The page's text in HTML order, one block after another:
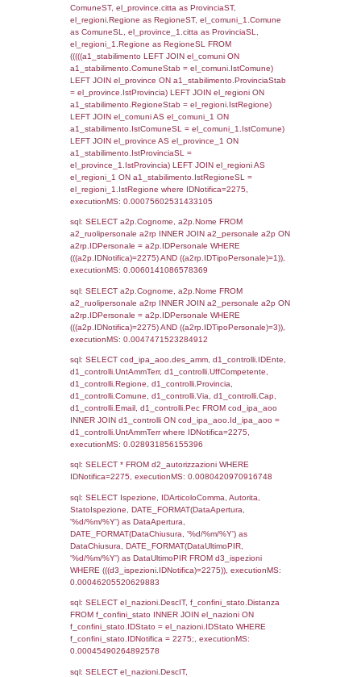
STABILIMENTO
Indietro
Debug
sql: SELECT COUNT(*) FROM `userlevels`
`userlevelid` = -2, executionMS:
sql: SELECT `userlevelid`, `userlevelname`
`userlevels`, executionMS:
sql: SELECT COUNT(*) FROM
WHERE `userlevelid` = -2, executionMS:
0.00020098686218262
sql: SELECT `tablename`, `userlevelid`,
`userlevelpermissions` WHERE `userlevelid`
executionMS: 0.00098204612731934
sql: SELECT a1.RagioneSociale,
localita, el_prov.citta AS provincia,
DATE(n.DataInvioNotifica) as
n.FileNotificaZip, n.DataFileNotificaZip
LEFT JOIN infostabilimento i ON
a1.CodiceUnivoco = n.CodiceUnivoco LEFT
el_comuni AS el_com ON a1.ComuneStab =
el_com.IstComune LEFT JOIN el_province
a1.ProvinciaStab = el_prov.IstProvincia
n.IDNotifica = 2275;, executionMS:
sql: SELECT a1_stabilimento.*,
ComuneST, el_province.citta as
el_regioni.Regione as RegioneST,
as ComuneSL, el_province_1.citta as